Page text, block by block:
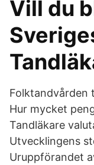
Vill du
Folktandvården
Hur mycket
Tandläkare
Utvecklingens
Uruppförandet